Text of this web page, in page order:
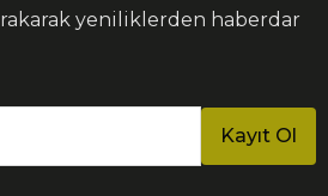
yeniliklerden haberdar
Kayıt Ol